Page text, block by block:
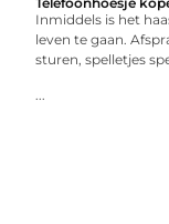
Inmiddels is het
leven te gaan.
sturen, spelletjes
...